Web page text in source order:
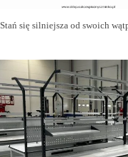
Stań się silniejsza od swoich